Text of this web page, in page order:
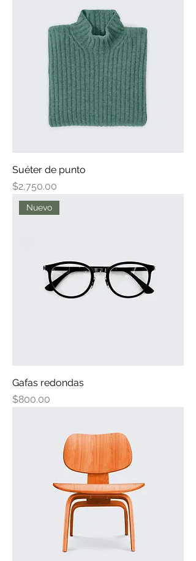
Suéter de punto
Precio
$2,750.00
Nuevo
Gafas redondas
Precio
$800.00